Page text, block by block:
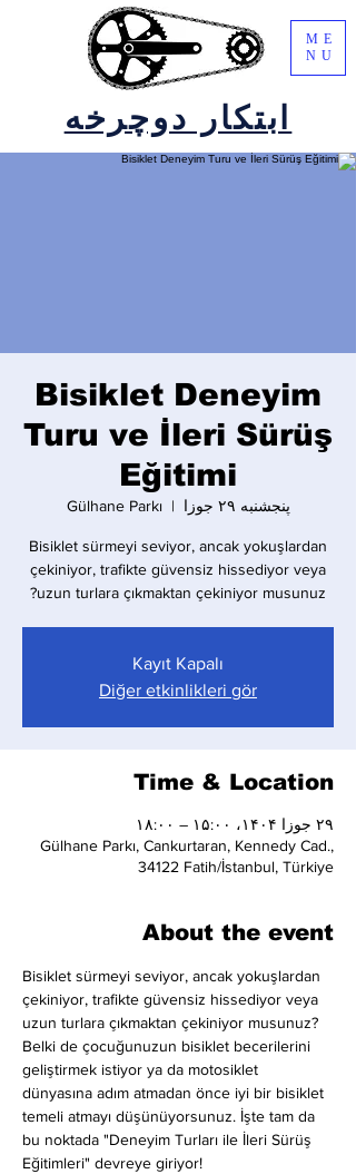
ابتکار دوچرخه
ME
NU
Bisiklet Deneyim
Turu ve İleri Sürüş
Eğitimi
پنجشنبه ۲۹ جوزا
  |
Gülhane Parkı
Bisiklet sürmeyi seviyor, ancak yokuşlardan
çekiniyor, trafikte güvensiz hissediyor veya
uzun turlara çıkmaktan çekiniyor musunuz?
Kayıt Kapalı
Diğer etkinlikleri gör
Time & Location
۲۹ جوزا ۱۴۰۴، ۱۵:۰۰ – ۱۸:۰۰
Gülhane Parkı, Cankurtaran, Kennedy Cad.,
34122 Fatih/İstanbul, Türkiye
About the event
Bisiklet sürmeyi seviyor, ancak yokuşlardan
çekiniyor, trafikte güvensiz hissediyor veya
uzun turlara çıkmaktan çekiniyor musunuz?
Belki de çocuğunuzun bisiklet becerilerini
geliştirmek istiyor ya da motosiklet
dünyasına adım atmadan önce iyi bir bisiklet
temeli atmayı düşünüyorsunuz. İşte tam da
bu noktada "Deneyim Turları ile İleri Sürüş
Eğitimleri" devreye giriyor!